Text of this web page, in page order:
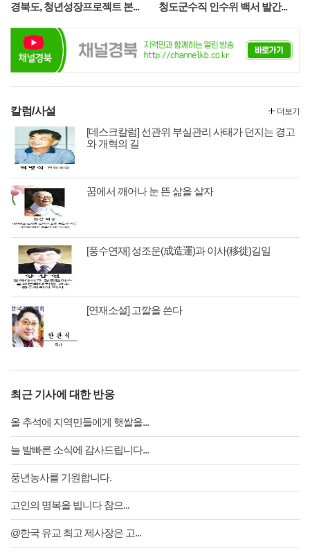
경북도, 청년성장프로젝트 본... 청도군수직 인수위 백서 발간...
칼럼/사설
[데스크칼럼] 선관위 부실관리 사태가 던지는 경고
와 개혁의 길
꿈에서 깨어나 눈 뜬 삶을 살자
[풍수연재] 성조운(成造運)과 이사(移徙)길일
[연재소설] 고깔을 쓴다
더보기
최근 기사에 대한 반응
올 추석에 지역민들에게 햇쌀을...
늘 발빠른 소식에 감사드립니다...
풍년농사를 기원합니다.
고인의 명복을 빕니다 참으...
@한국 유교 최고 제사장은 고...